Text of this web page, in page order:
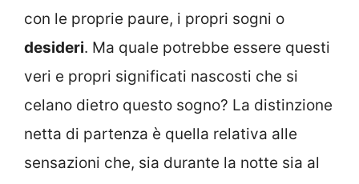
con le proprie paure, i propri sogni o
desideri. Ma quale potrebbe essere questi
veri e propri significati nascosti che si
celano dietro questo sogno? La distinzione
netta di partenza è quella relativa alle
sensazioni che, sia durante la notte sia al